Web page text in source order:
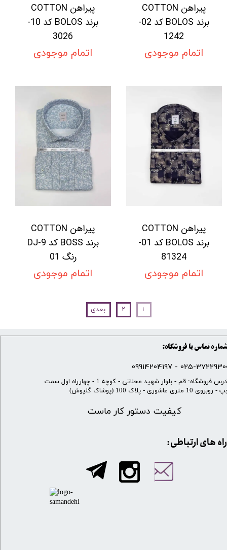
پیراهن COTTON
برند BOLOS کد 02-
1242
اتمام موجودی
پیراهن COTTON
برند BOLOS کد 10-
3026
اتمام موجودی
پیراهن COTTON
برند BOLOS کد 01-
81324
اتمام موجودی
پیراهن COTTON
برند BOSS کد DJ-9
رنگ 01
اتمام موجودی
۱ ۲ بعدی
شماره تماس با فروشگاه:
025-37229300 -
کیفیت دستور کار ماست
​آدرس فروشگاه: قم - بلوار شهید محلاتی - کوچه 1 - چهارراه اول سمت
10 متری عاشوری - پلاک 100 (پوشاک گلپوش)
​​راه های ارتباطی: